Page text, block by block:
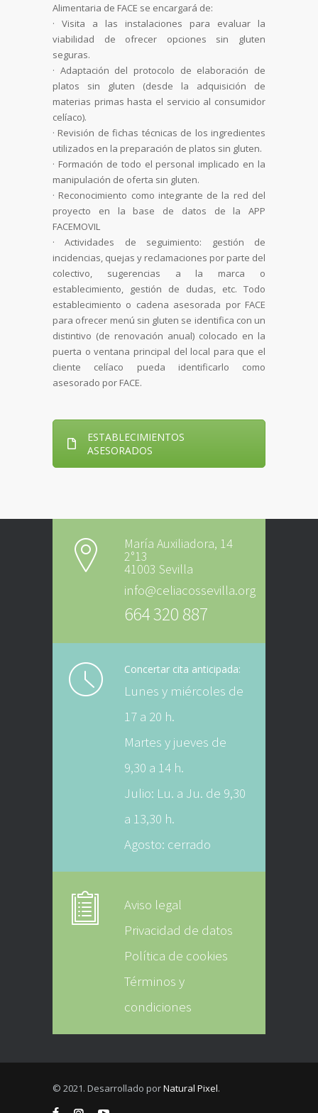
Alimentaria de FACE se encargará de:
· Visita a las instalaciones para evaluar la
viabilidad de ofrecer opciones sin gluten
seguras.
· Adaptación del protocolo de elaboración de
platos sin gluten (desde la adquisición de
materias primas hasta el servicio al consumidor
celíaco).
· Revisión de fichas técnicas de los ingredientes
utilizados en la preparación de platos sin gluten.
· Formación de todo el personal implicado en la
manipulación de oferta sin gluten.
· Reconocimiento como integrante de la red del
proyecto en la base de datos de la APP
FACEMOVIL
· Actividades de seguimiento: gestión de
incidencias, quejas y reclamaciones por parte del
colectivo, sugerencias a la marca o
establecimiento, gestión de dudas, etc. Todo
establecimiento o cadena asesorada por FACE
para ofrecer menú sin gluten se identifica con un
distintivo (de renovación anual) colocado en la
puerta o ventana principal del local para que el
cliente celíaco pueda identificarlo como
asesorado por FACE.
ESTABLECIMIENTOS
ASESORADOS
María Auxiliadora, 14
2°13
41003 Sevilla
info@celiacossevilla.org
664 320 887
Concertar cita anticipada:
Lunes y miércoles de
17 a 20 h.
Martes y jueves de
9,30 a 14 h.
Julio: Lu. a Ju. de 9,30
a 13,30 h.
Agosto: cerrado
Aviso legal
Privacidad de datos
Política de cookies
Términos y
condiciones
© 2021. Desarrollado porNatural Pixel.